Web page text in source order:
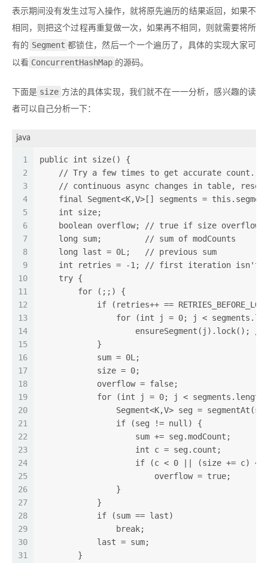
表示期间没有发生过写入操作，就将原先遍历的结果返回，如果不
相同，则把这个过程再重复做一次，如果再不相同，则就需要将所
有的 Segment 都锁住，然后一个一个遍历了，具体的实现大家可
以看 ConcurrentHashMap 的源码。
下面是 size 方法的具体实现，我们就不在一一分析，感兴趣的读
者可以自己分析一下：
java
1
2
3
4
5
6
7
8
9
10
11
12
13
14
15
16
17
18
19
20
21
22
23
24
25
26
27
28
29
30
31
public int size() {
// Try a few times to get accurate count.
// continuous async changes in table,
final Segment<K,V>[] segments =
    int size;
boolean overflow; // true if size overflows
    long sum;         // sum of modCounts
    long last = 0L;   // previous sum
int retries = -1; // first iteration isn't
    try {
        for (;;) {
if (retries++ ==
for (int j = 0; j <
ensureSegment(j).lock(); //
            }
            sum = 0L;
            size = 0;
            overflow = false;
for (int j = 0; j <
Segment<K,V> seg =
                if (seg != null) {
                    sum += seg.modCount;
                    int c = seg.count;
if (c < 0 || (size += c) <
                        overflow = true;
                }
            }
            if (sum == last)
                break;
            last = sum;
        }